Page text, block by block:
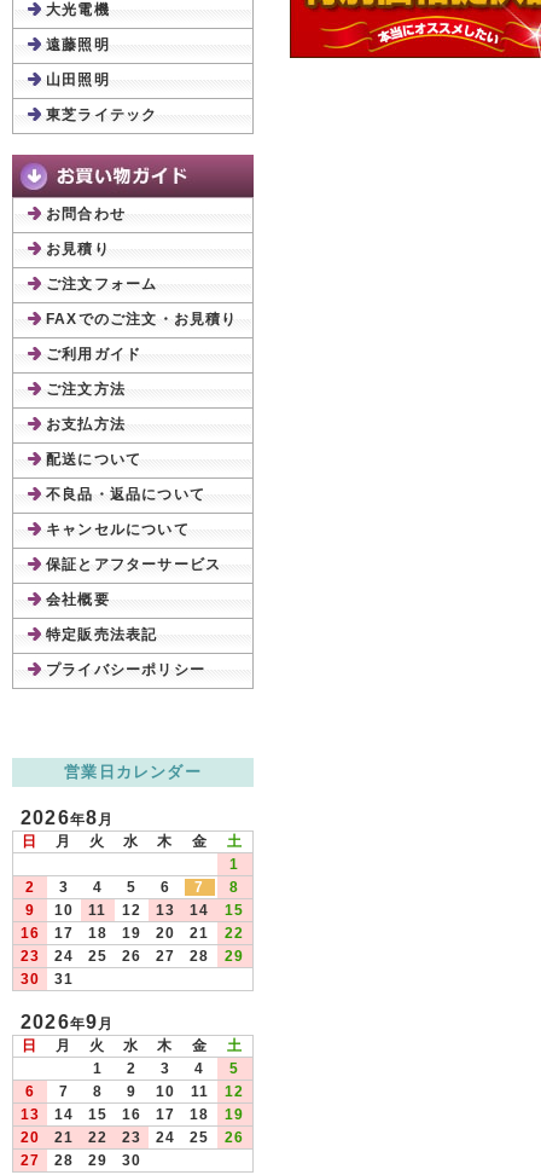
大光電機
遠藤照明
山田照明
東芝ライテック
お問合わせ
お見積り
ご注文フォーム
FAXでのご注文・お見積り
ご利用ガイド
ご注文方法
お支払方法
配送について
不良品・返品について
キャンセルについて
保証とアフターサービス
会社概要
特定販売法表記
プライバシーポリシー
営業日カレンダー
2026年8月
日
月 火 水 木 金
土
1
2
3 4 5 6 7
8
9
10 11 12 13 14
15
16
17 18 19 20 21
22
23
24 25 26 27 28
29
30
31
2026年9月
日
月 火 水 木 金
土
1
2 3 4
5
6
7 8 9 10 11
12
13
14 15 16 17 18
19
20
21 22 23 24 25
26
27
28 29
30